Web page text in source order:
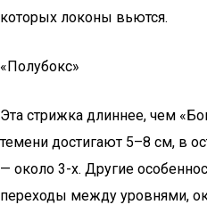
которых локоны вьются.
«Полубокс»
Эта стрижка длиннее, чем
темени достигают 5–8 см, в
— около 3-х. Другие
переходы между уровнями,